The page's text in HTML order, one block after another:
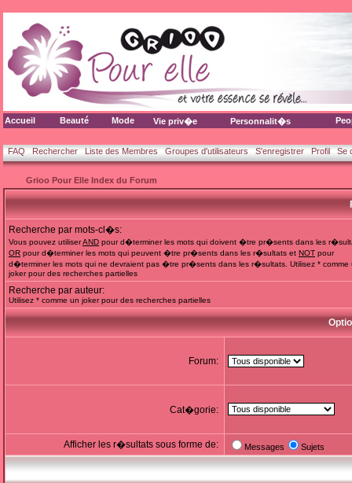
Accueil Beauté Mode Vie priv�e Personnalit�s
FAQ Rechercher Liste des Membres Groupes d'utilisateurs S'enregistrer Profil Se
Grioo Pour Elle Index du Forum
Recherche par mots-cl�s:
Vous pouvez utiliserAND pour d�terminer les mots qui doivent �tre pr�sents dans les
OR pour d�terminer les mots qui peuvent �tre pr�sents dans les r�sultats et NOT pour
d�terminer les mots qui ne devraient pas �tre pr�sents dans les r�sultats. Utilisez * comme
joker pour des recherches partielles
Recherche par auteur:
Utilisez * comme un joker pour des recherches partielles
Forum:
Cat�gorie:
Afficher les r�sultats sous forme de: Messages Sujets